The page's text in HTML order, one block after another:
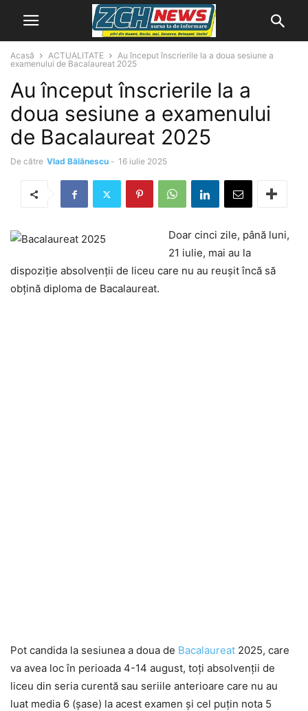
Acasă ACTUALITATE
Au început înscrierile la a doua sesiune a
examenului de Bacalaureat 2025
Au început înscrierile la a
doua sesiune a examenului
de Bacalaureat 2025
De către Vlad Bălănescu - 16 iulie 2025
Doar cinci zile, până luni,
21 iulie, mai au la
dispoziție absolvenții de liceu care nu au reușit încă să
obțină diploma de Bacalaureat.
Pot candida la sesiunea a doua de Bacalaureat 2025, care
va avea loc în perioada 4-14 august, toți absolvenții de
liceu din seria curentă sau seriile anterioare care nu au
luat media 6 (șase) la acest examen și cel puțin nota 5